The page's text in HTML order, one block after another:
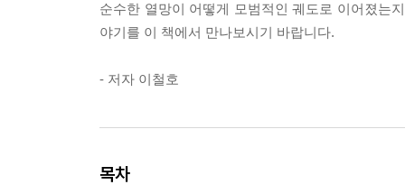
순수한 열망이 어떻게 모범적인 궤도로 이어졌는
야기를 이 책에서 만나보시기 바랍니다.
- 저자 이철호
목차